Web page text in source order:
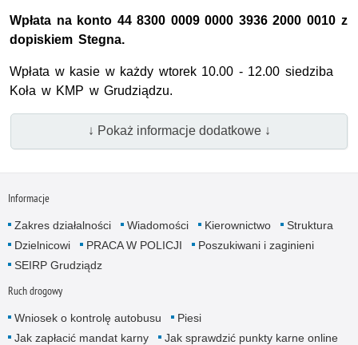
Wpłata na konto 44 8300 0009 0000 3936 2000 0010 z
dopiskiem Stegna.
Wpłata w kasie w każdy wtorek 10.00 - 12.00 siedziba
Koła w KMP w Grudziądzu.
↓ Pokaż informacje dodatkowe ↓
Informacje
Zakres działalności Wiadomości Kierownictwo
Struktura
Dzielnicowi
PRACA W POLICJI
Poszukiwani i zaginieni
SEIRP Grudziądz
Ruch drogowy
Wniosek o kontrolę autobusu
Piesi
Jak zapłacić mandat karny
Jak sprawdzić punkty karne online